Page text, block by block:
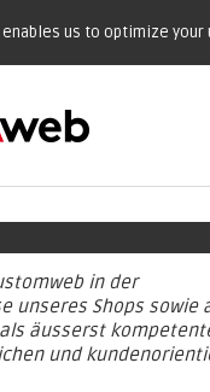
us to optimize
in der
unseres Shops sowie
äusserst
und